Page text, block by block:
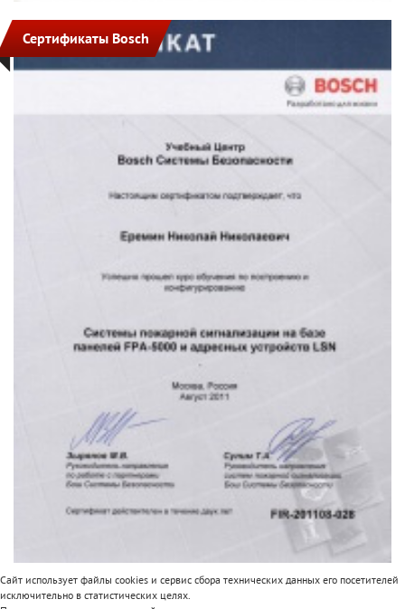
Сертификаты Bosch
Сайт использует файлы cookies и сервис сбора технических данных его посетителей
исключительно в статистических целях.